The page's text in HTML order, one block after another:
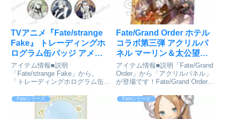
TVアニメ『Fate/strange
Fake』 トレーディングホ
ログラム缶バッジ アメコ
ミver. 7個入りBOX[ブシロ
ードクリエイティブ]が予
約受付開始
アイテム情報■説明
「Fate/strange Fake」から、
「トレーディングホログラム缶バ
り※BOX未開封時に限り、1BOX
で全種コンプリート出来ます。
Fate/strange Fake_トレーディン
Fate/Grand Order ホテル
コラボ第三弾 アクリルパ
ネル マーリン＆太公望
[SO-ZO]が予約受付開始
アイテム情報■説明「Fate/Grand
Order」から「アクリルパネル」
が登場です！Fate/Grand Order_
ネル マーリン&太公望©TYPE-
MOON / FGO PROJECT通販サ
イトで検索す...
Fateシリーズ Fateシリーズ